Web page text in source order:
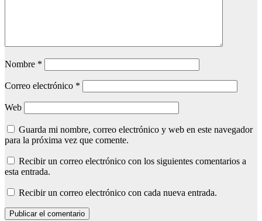
Nombre *
Correo electrónico *
Web
Guarda mi nombre, correo electrónico y web en este navegador
para la próxima vez que comente.
Recibir un correo electrónico con los siguientes comentarios a
esta entrada.
Recibir un correo electrónico con cada nueva entrada.